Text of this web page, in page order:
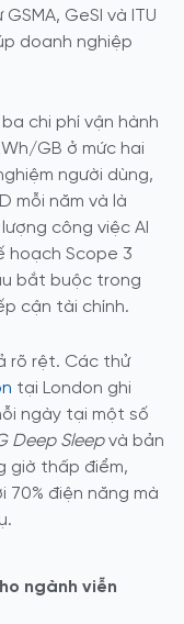
GeSI và ITU
doanh nghiệp
chi phí vận hành
GB ở mức hai
người dùng,
mỗi năm và là
công việc AI
hoạch Scope 3
bắt buộc trong
cận tài chính.
rõ rệt. Các thử
tại London ghi
ngày tại một số
Deep Sleepvà bản
giờ thấp điểm,
điện năng mà
ngành viễn